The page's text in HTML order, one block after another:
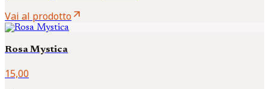
Vai al prodottoarrow_outward
Rosa Mystica
15,00